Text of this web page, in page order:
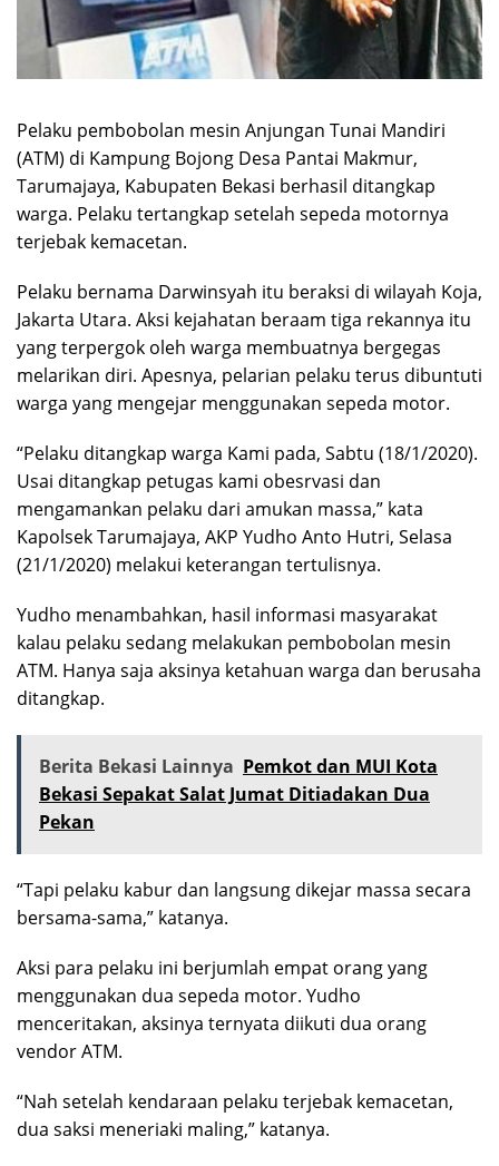
Pelaku pembobolan mesin Anjungan Tunai Mandiri
(ATM) di Kampung Bojong Desa Pantai Makmur,
Tarumajaya, Kabupaten Bekasi berhasil ditangkap
warga. Pelaku tertangkap setelah sepeda motornya
terjebak kemacetan.
Pelaku bernama Darwinsyah itu beraksi di wilayah Koja,
Jakarta Utara. Aksi kejahatan beraam tiga rekannya itu
yang terpergok oleh warga membuatnya bergegas
melarikan diri. Apesnya, pelarian pelaku terus dibuntuti
warga yang mengejar menggunakan sepeda motor.
“Pelaku ditangkap warga Kami pada, Sabtu (18/1/2020).
Usai ditangkap petugas kami obesrvasi dan
mengamankan pelaku dari amukan massa,” kata
Kapolsek Tarumajaya, AKP Yudho Anto Hutri, Selasa
(21/1/2020) melakui keterangan tertulisnya.
Yudho menambahkan, hasil informasi masyarakat
kalau pelaku sedang melakukan pembobolan mesin
ATM. Hanya saja aksinya ketahuan warga dan berusaha
ditangkap.
Berita Bekasi Lainnya Pemkot dan MUI Kota
Bekasi Sepakat Salat Jumat Ditiadakan Dua
Pekan
“Tapi pelaku kabur dan langsung dikejar massa secara
bersama-sama,” katanya.
Aksi para pelaku ini berjumlah empat orang yang
menggunakan dua sepeda motor. Yudho
menceritakan, aksinya ternyata diikuti dua orang
vendor ATM.
“Nah setelah kendaraan pelaku terjebak kemacetan,
dua saksi meneriaki maling,” katanya.